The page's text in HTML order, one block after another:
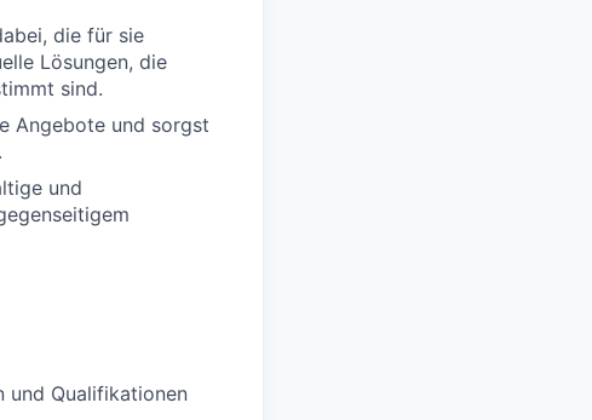
die für sie
Lösungen, die
sind.
Angebote und sorgst
und
und Qualifikationen